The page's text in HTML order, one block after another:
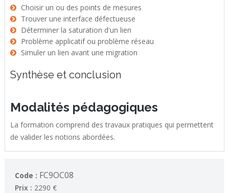
Choisir un ou des points de mesures
Trouver une interface défectueuse
Déterminer la saturation d'un lien
Problème applicatif ou problème réseau
Simuler un lien avant une migration
Synthèse et conclusion
Modalités pédagogiques
La formation comprend des travaux pratiques qui permettent
de valider les notions abordées.
Code : FC9OC08
Prix : 2290 €